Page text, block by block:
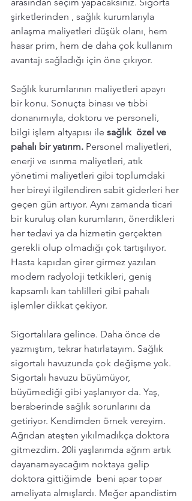
şirketlerinden , sağlık kurumlarıyla
anlaşma maliyetleri düşük olanı, hem
hasar prim, hem de daha çok kullanım
avantajı sağladığı için öne çıkıyor.
Sağlık kurumlarının maliyetleri apayrı
bir konu. Sonuçta binası ve tıbbi
donanımıyla, doktoru ve personeli,
bilgi işlem altyapısı ile sağlık  özel ve
pahalı bir yatırım. Personel maliyetleri,
enerji ve ısınma maliyetleri, atık
yönetimi maliyetleri gibi toplumdaki
her bireyi ilgilendiren sabit giderleri her
geçen gün artıyor. Aynı zamanda ticari
bir kuruluş olan kurumların, önerdikleri
her tedavi ya da hizmetin gerçekten
gerekli olup olmadığı çok tartışılıyor.
Hasta kapıdan girer girmez yazılan
modern radyoloji tetkikleri, geniş
kapsamlı kan tahlilleri gibi pahalı
işlemler dikkat çekiyor.
Sigortalılara gelince. Daha önce de
yazmıştım, tekrar hatırlatayım. Sağlık
sigortalı havuzunda çok değişme yok.
Sigortalı havuzu büyümüyor,
büyümediği gibi yaşlanıyor da. Yaş,
beraberinde sağlık sorunlarını da
getiriyor. Kendimden örnek vereyim.
Ağrıdan ateşten yıkılmadıkça doktora
gitmezdim. 20li yaşlarımda ağrım artık
dayanamayacağım noktaya gelip
doktora gittiğimde  beni apar topar
ameliyata almışlardı. Meğer apandistim